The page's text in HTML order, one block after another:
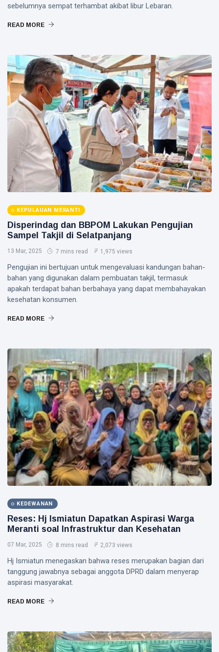
sebelumnya sempat terhambat akibat libur Lebaran.
READ MORE
KEPULAUAN MERANTI
Disperindag dan BBPOM Lakukan Pengujian
Sampel Takjil di Selatpanjang
13 Mar, 2025 7 mins read 1,975 views
Pengujian ini bertujuan untuk mengevaluasi kandungan bahan-
bahan yang digunakan dalam pembuatan takjil, termasuk
apakah terdapat bahan berbahaya yang dapat membahayakan
kesehatan konsumen.
READ MORE
KEDEWANAN
Reses: Hj Ismiatun Dapatkan Aspirasi Warga
Meranti soal Infrastruktur dan Kesehatan
07 Mar, 2025 8 mins read 2,073 views
Hj Ismiatun menegaskan bahwa reses merupakan bagian dari
tanggung jawabnya sebagai anggota DPRD dalam menyerap
aspirasi masyarakat.
READ MORE